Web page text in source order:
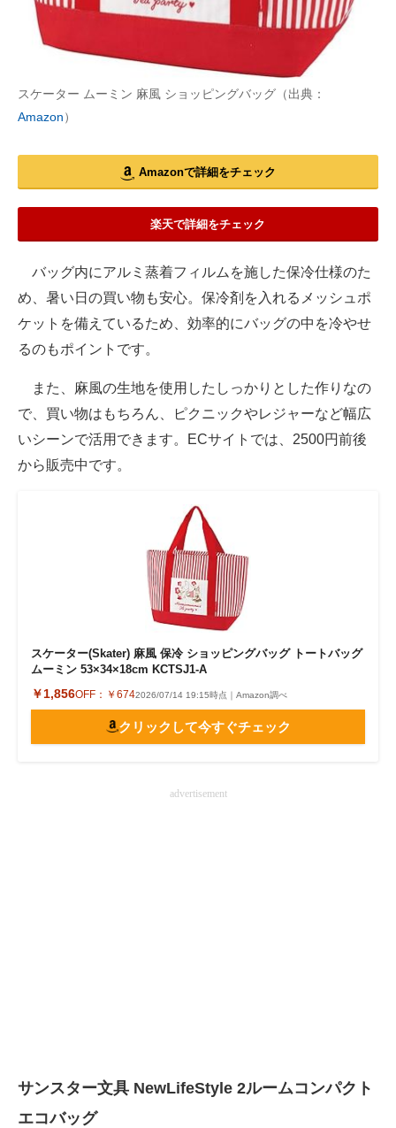
スケーター ムーミン 麻風 ショッピングバッグ（出典：
Amazon）
Amazonで詳細をチェック
楽天で詳細をチェック
バッグ内にアルミ蒸着フィルムを施した保冷仕様のた
め、暑い日の買い物も安心。保冷剤を入れるメッシュポ
ケットを備えているため、効率的にバッグの中を冷やせ
るのもポイントです。
また、麻風の生地を使用したしっかりとした作りなの
で、買い物はもちろん、ピクニックやレジャーなど幅広
いシーンで活用できます。ECサイトでは、2500円前後
から販売中です。
スケーター(Skater) 麻風 保冷 ショッピングバッグ トートバッグ
ムーミン 53×34×18cm KCTSJ1-A
￥1,856OFF： ￥6742026/07/14 19:15時点｜Amazon調べ
クリックして今すぐチェック
advertisement
サンスター文具 NewLifeStyle 2ルームコンパクト
エコバッグ